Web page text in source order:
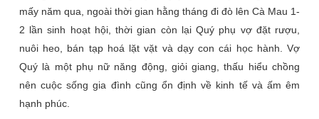
mấy năm qua, ngoài thời gian hằng tháng đi đò lên Cà Mau 1-
2 lần sinh hoạt hội, thời gian còn lại Quý phụ vợ đặt rượu,
nuôi heo, bán tạp hoá lặt vặt và dạy con cái học hành. Vợ
Quý là một phụ nữ năng động, giỏi giang, thấu hiểu chồng
nên cuộc sống gia đình cũng ổn định về kinh tế và ấm êm
hạnh phúc.